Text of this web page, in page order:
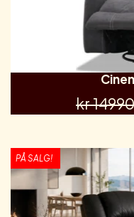
kr
PÅ SALG!